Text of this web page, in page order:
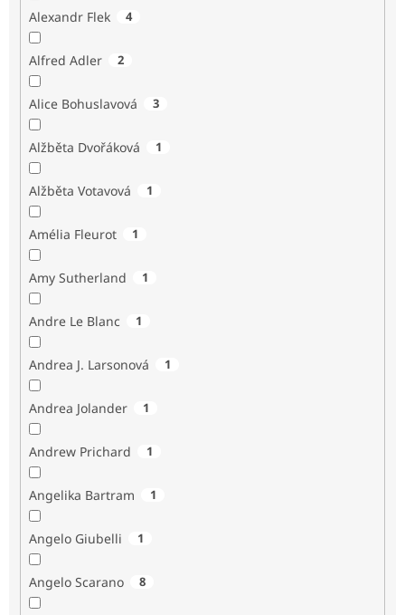
Alexandr Flek 4
Alfred Adler 2
Alice Bohuslavová 3
Alžběta Dvořáková 1
Alžběta Votavová 1
Amélia Fleurot 1
Amy Sutherland 1
Andre Le Blanc 1
Andrea J. Larsonová 1
Andrea Jolander 1
Andrew Prichard 1
Angelika Bartram 1
Angelo Giubelli 1
Angelo Scarano 8